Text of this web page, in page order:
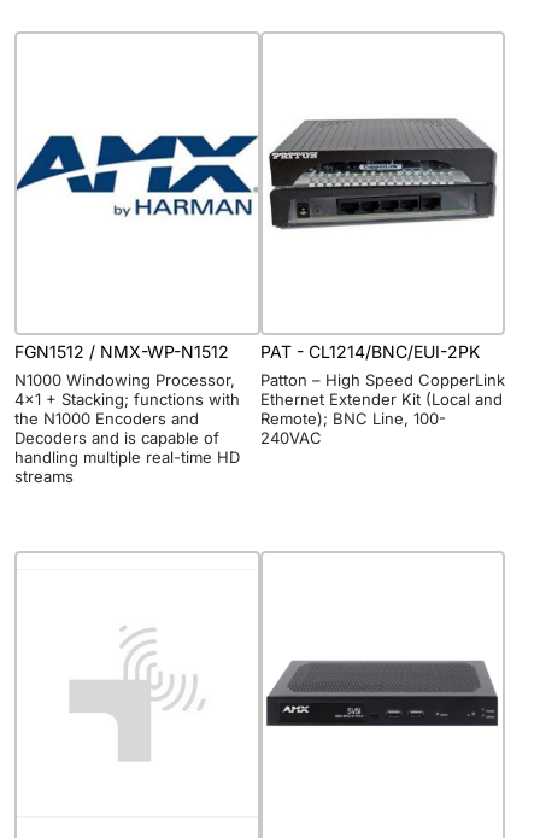
FGN1512 / NMX-WP-N1512
N1000 Windowing Processor,
4×1 + Stacking; functions with
the N1000 Encoders and
Decoders and is capable of
handling multiple real-time HD
streams
PAT - CL1214/BNC/EUI-2PK
Patton – High Speed CopperLink
Ethernet Extender Kit (Local and
Remote); BNC Line, 100-
240VAC